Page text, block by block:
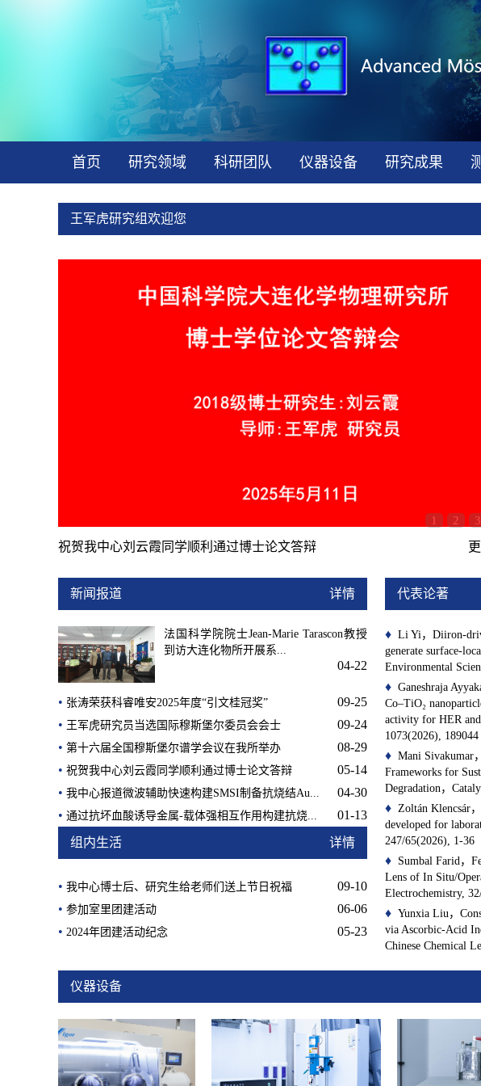
首页 研究领域 科研团队 仪器设备 研究成果
王军虎研究组欢迎您
1 2 3
法国科学院院士Jean-Marie Tarascon教授到访大连化物所开展系...
新闻报道 详情
法国科学院院士Jean-Marie Tarascon教授
到访大连化物所开展系...
04-22
• 张涛荣获科睿唯安2025年度“引文桂冠奖”
09-25
• 王军虎研究员当选国际穆斯堡尔委员会会士
09-24
• 第十六届全国穆斯堡尔谱学会议在我所举办
08-29
• 祝贺我中心刘云霞同学顺利通过博士论文答辩
05-14
• 我中心报道微波辅助快速构建SMSI制备抗烧结Au...
04-30
• 通过抗坏血酸诱导金属-载体强相互作用构建抗烧...
01-13
组内生活
详情
• 我中心博士后、研究生给老师们送上节日祝福
09-10
• 参加室里团建活动
06-06
• 2024年团建活动纪念 05-23
代表论著
♦ Li Yi，Diiron-
generate surface-
Environmental
♦ Ganeshraja
Co–TiO₂
activity for HER
1073(2026), 189044
♦ Mani Sivakumar
Frameworks for
Degradation，
♦ Zoltán Klencsár
developed for
247/65(2026), 1-36
♦ Sumbal Farid，
Lens of In Situ/
Electrochemistry,
♦ Yunxia Liu，
via Ascorbic-Acid
Chinese Chemical
仪器设备